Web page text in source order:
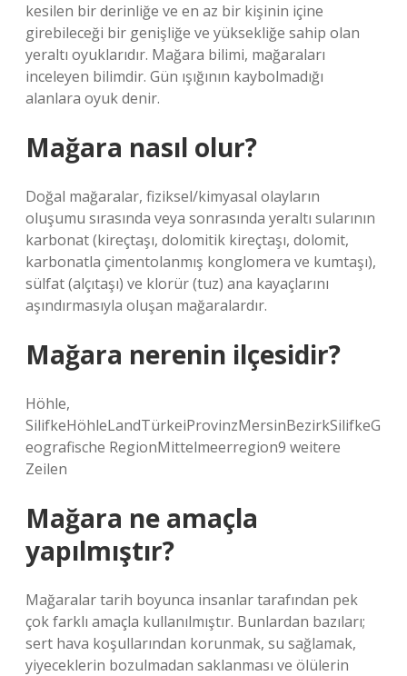
kesilen bir derinliğe ve en az bir kişinin içine
girebileceği bir genişliğe ve yüksekliğe sahip olan
yeraltı oyuklarıdır. Mağara bilimi, mağaraları
inceleyen bilimdir. Gün ışığının kaybolmadığı
alanlara oyuk denir.
Mağara nasıl olur?
Doğal mağaralar, fiziksel/kimyasal olayların
oluşumu sırasında veya sonrasında yeraltı sularının
karbonat (kireçtaşı, dolomitik kireçtaşı, dolomit,
karbonatla çimentolanmış konglomera ve kumtaşı),
sülfat (alçıtaşı) ve klorür (tuz) ana kayaçlarını
aşındırmasıyla oluşan mağaralardır.
Mağara nerenin ilçesidir?
Höhle,
SilifkeHöhleLandTürkeiProvinzMersinBezirkSilifkeG
eografische RegionMittelmeerregion9 weitere
Zeilen
Mağara ne amaçla
yapılmıştır?
Mağaralar tarih boyunca insanlar tarafından pek
çok farklı amaçla kullanılmıştır. Bunlardan bazıları;
sert hava koşullarından korunmak, su sağlamak,
yiyeceklerin bozulmadan saklanması ve ölülerin